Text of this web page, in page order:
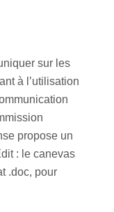
sur les
à l’utilisation
propose un
: le canevas
.doc, pour